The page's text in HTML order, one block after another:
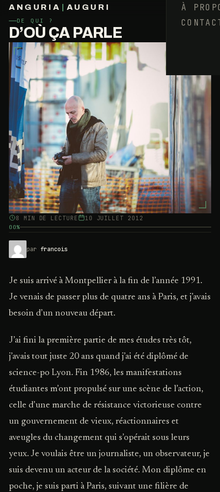
ANGURIA AUGURI
FRANÇOIS BARAIZE
À
DE QUI ?
D’OÙ ÇA PARLE
8 MIN DE LECTURE 10 JUILLET 2012
00%
par francois
Je suis arrivé à Montpellier à la fin de l’année 1991.
Je venais de passer plus de quatre ans à Paris, et j’avais
besoin d’un nouveau départ.
J’ai fini la première partie de mes études très tôt,
j’avais tout juste 20 ans quand j’ai été diplômé de
science-po Lyon. Fin 1986, les manifestations
étudiantes m’ont propulsé sur une scène de l’action,
celle d’une marche de résistance victorieuse contre
un gouvernement de vieux, réactionnaires et
aveugles du changement qui s’opérait sous leurs
yeux. Je voulais être un journaliste, un observateur, je
suis devenu un acteur de la société. Mon diplôme en
poche, je suis parti à Paris, suivant une filière de